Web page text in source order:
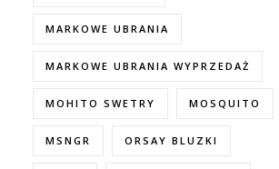
MARKOWE UBRANIA
MARKOWE UBRANIA WYPRZEDAŻ
MOHITO SWETRY MOSQUITO
MSNGR ORSAY BLUZKI